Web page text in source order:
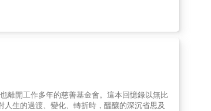
涯轉折、情緒低谷，甚至與自卑長年共處。那
們還剩下什麼？ 她並非天生篤定，也不是一路
離開工作多年的慈善基金會。這本回憶錄以無比
生的過渡、變化、轉折時，醞釀的深沉省思及